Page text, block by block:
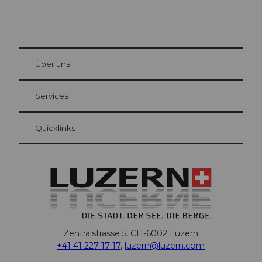
Gästekarte Luzern
Ihre Vorteile als Übernachtungsgast
at Bre
Über uns
Services
Quicklinks
Zentralstrasse 5, CH-6002 Luzern
+41 41 227 17 17, luzern@luzern.com